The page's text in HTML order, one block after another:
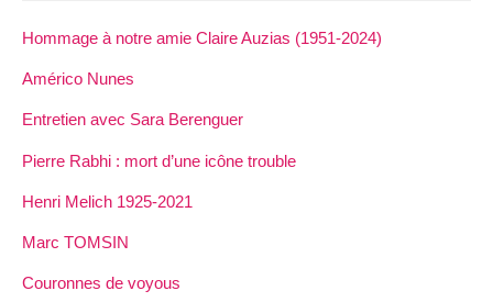
Hommage à notre amie Claire Auzias (1951-2024)
Américo Nunes
Entretien avec Sara Berenguer
Pierre Rabhi : mort d’une icône trouble
Henri Melich 1925-2021
Marc TOMSIN
Couronnes de voyous